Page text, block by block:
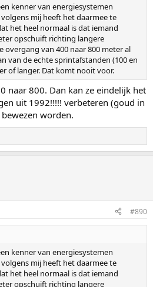
kenner van energiesystemen
mij heeft het daarmee te
het heel normaal is dat iemand
opschuift richting langere
overgang van 400 naar 800 meter al
van de echte sprintafstanden (100 en
of langer. Dat komt nooit voor.
naar 800. Dan kan ze eindelijk het
uit 1992!!!!! verbeteren (goud in
worden.
#890
kenner van energiesystemen
mij heeft het daarmee te
het heel normaal is dat iemand
opschuift richting langere